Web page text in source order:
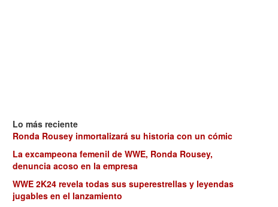
Lo más reciente
Ronda Rousey inmortalizará su historia con un cómic
La excampeona femenil de WWE, Ronda Rousey,
denuncia acoso en la empresa
WWE 2K24 revela todas sus superestrellas y leyendas
jugables en el lanzamiento